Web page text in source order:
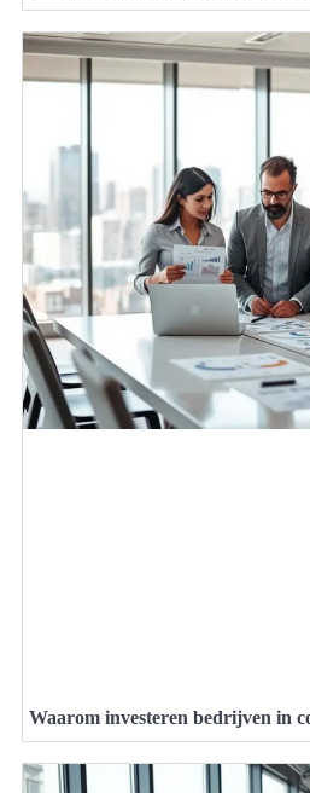
Waarom investeren bedrijven in